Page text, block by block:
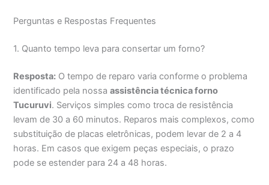
Perguntas e Respostas Frequentes
1. Quanto tempo leva para consertar um forno?
Resposta: O tempo de reparo varia conforme o problema
identificado pela nossaassistência técnica forno
Tucuruvi. Serviços simples como troca de resistência
levam de 30 a 60 minutos. Reparos mais complexos, como
substituição de placas eletrônicas, podem levar de 2 a 4
horas. Em casos que exigem peças especiais, o prazo
pode se estender para 24 a 48 horas.